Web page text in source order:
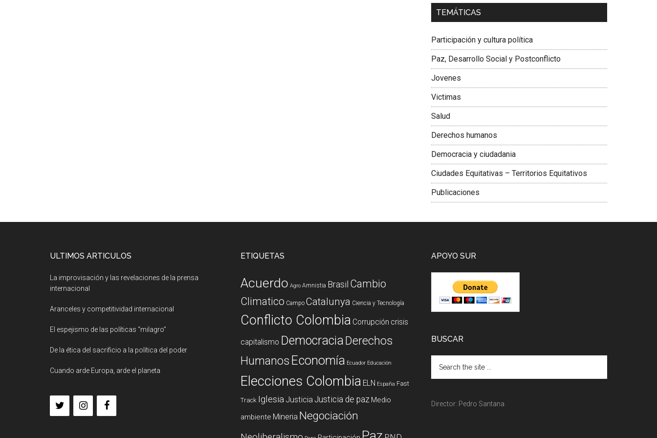
Dra. Carolina Corcho Mejía,
Latinoamericana Sur, Vicepresidenta Federación
TEMÁTICAS
Participación y cultura política
Paz, Desarrollo Social y Postconflicto
Jovenes
Victimas
Salud
Derechos humanos
Democracia y ciudadania
Ciudades Equitativas – Territorios Equitativos
Publicaciones
ULTIMOS ARTICULOS
La improvisación y las revelaciones de la prensa
internacional
Aranceles y competitividad internacional
El espejismo de las políticas “milagro”
De la ética del sacrificio a la política del poder
Cuando arde Europa, arde el planeta
ETIQUETAS
Acuerdo Agro Amnistia Brasil Cambio
Climatico Campo Catalunya Ciencia y Tecnología
Conflicto Colombia Corrupción crisis
capitalismo DemocraciaDerechos
Humanos Economía Ecuador Educación
Elecciones Colombia ELN España Fast
Track Iglesia Justicia Justicia de paz Medio
ambiente Mineria Negociación
APOYO SUR
BUSCAR
Director: Pedro Santana